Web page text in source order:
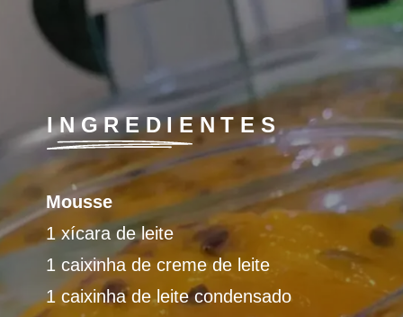
Mousse
1 xícara de leite
1 caixinha de creme de leite
1 caixinha de leite condensado
INGREDIENTES